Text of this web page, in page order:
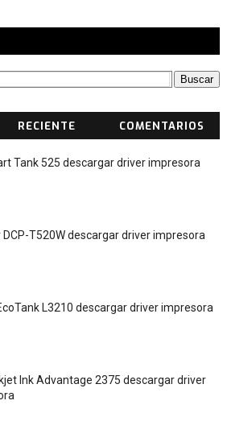
RECIENTE COMENTARIOS
Tank 525 descargar driver impresora
DCP-T520W descargar driver impresora
L3210 descargar driver impresora
Ink Advantage 2375 descargar driver